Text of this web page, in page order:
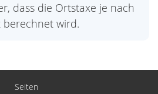
dass die Ortstaxe je nach
wird.
Seiten